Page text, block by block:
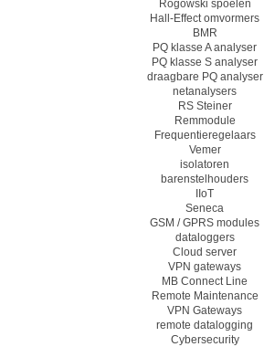
Rogowski spoelen
Hall-Effect omvormers
BMR
PQ klasse A analyser
PQ klasse S analyser
draagbare PQ analyser
netanalysers
RS Steiner
Remmodule
Frequentieregelaars
Vemer
isolatoren
barenstelhouders
IIoT
Seneca
GSM / GPRS modules
dataloggers
Cloud server
VPN gateways
MB Connect Line
Remote Maintenance
VPN Gateways
remote datalogging
Cybersecurity